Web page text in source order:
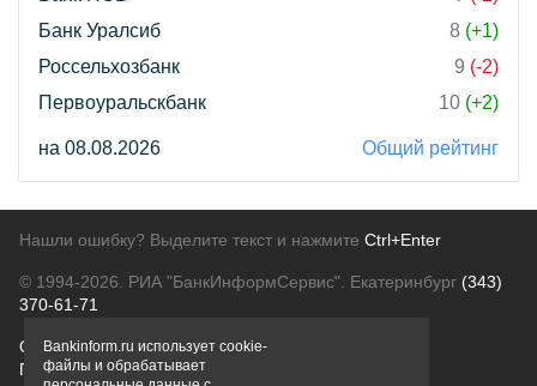
Банк Уралсиб
8 (+1)
Россельхозбанк
9 (-2)
Первоуральскбанк
10 (+2)
на 08.08.2026 Общий рейтинг
Нашли ошибку? Выделите текст и нажмите Ctrl+Enter
© 1994-2026. РИА "БанкИнформСервис". Екатеринбург (343)
370-61-71
О проектеПолитика конфиденциальности
Правовая информацияДля рекламодателей
Bankinform.ru использует cookie-
файлы и обрабатывает